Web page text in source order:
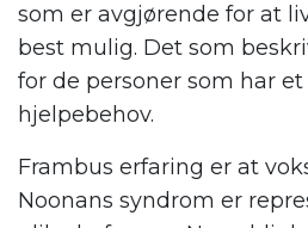
som er avgjørende for at
best mulig. Det som
for de personer som har
hjelpebehov.
Frambus erfaring er at
Noonans syndrom er